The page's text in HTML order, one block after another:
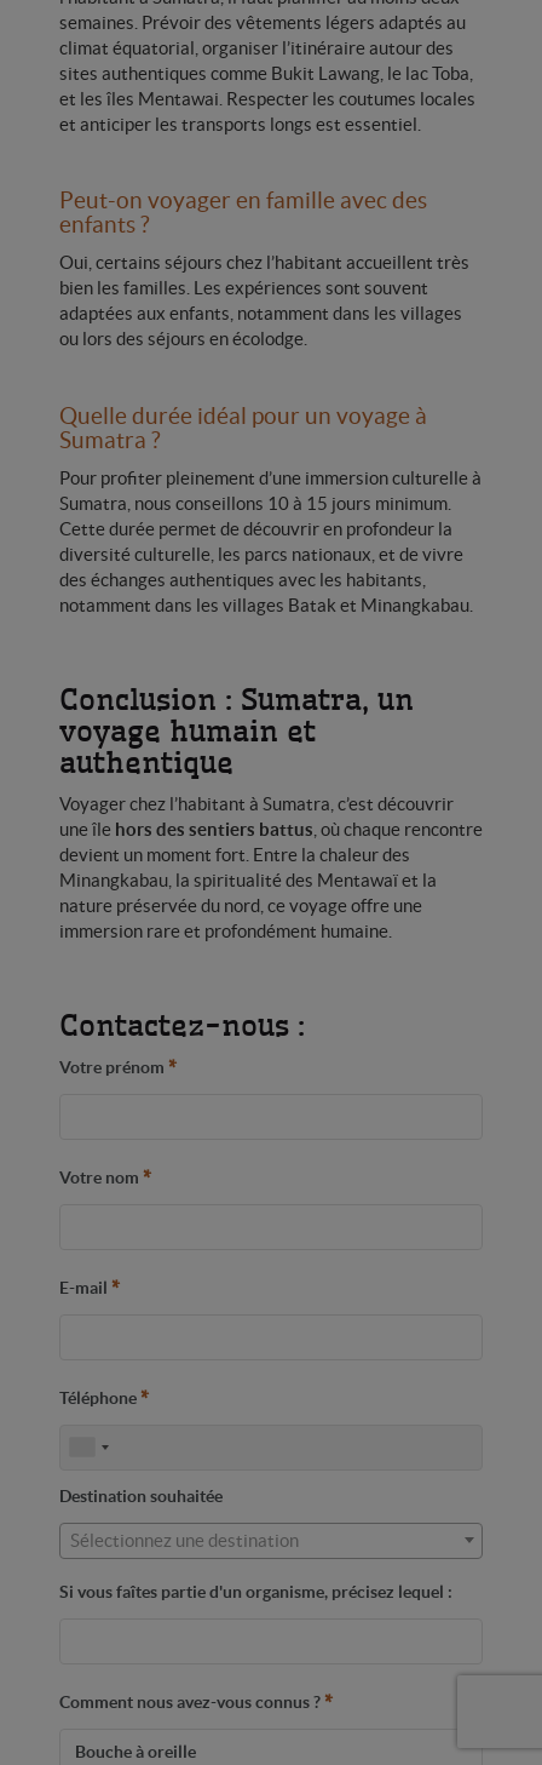
semaines. Prévoir des vêtements légers adaptés au
climat équatorial, organiser l’itinéraire autour des
sites authentiques comme Bukit Lawang, le lac Toba,
et les îles Mentawai. Respecter les coutumes locales
et anticiper les transports longs est essentiel.
Peut-on voyager en famille avec des
enfants ?
Oui, certains séjours chez l’habitant accueillent très
bien les familles. Les expériences sont souvent
adaptées aux enfants, notamment dans les villages
ou lors des séjours en écolodge.
Quelle durée idéal pour un voyage à
Sumatra ?
Pour profiter pleinement d’une immersion culturelle à
Sumatra, nous conseillons 10 à 15 jours minimum.
Cette durée permet de découvrir en profondeur la
diversité culturelle, les parcs nationaux, et de vivre
des échanges authentiques avec les habitants,
notamment dans les villages Batak et Minangkabau.
Conclusion : Sumatra, un
voyage humain et
authentique
Voyager chez l’habitant à Sumatra, c’est découvrir
une île hors des sentiers battus , où chaque rencontre
devient un moment fort. Entre la chaleur des
Minangkabau, la spiritualité des Mentawaï et la
nature préservée du nord, ce voyage offre une
immersion rare et profondément humaine.
Contactez-nous :
Votre prénom *
Votre nom *
E-mail *
Téléphone *
Destination souhaitée
Sélectionnez une destination
Si vous faîtes partie d'un organisme, précisez lequel :
Comment nous avez-vous connus ? *